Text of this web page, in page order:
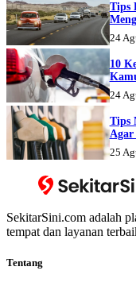
Tips
24
10
24
Tips
Agar
25
SekitarSini.com adalah
tempat dan layanan
Tentang